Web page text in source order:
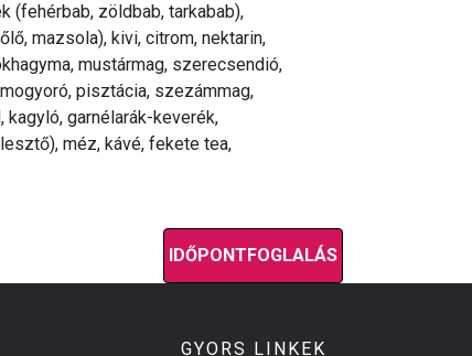
(fehérbab, zöldbab, tarkabab),
mazsola), kivi, citrom, nektarin,
mustármag, szerecsendió,
pisztácia, szezámmag,
kagyló, garnélarák-keverék,
méz, kávé, fekete tea,
IDŐPONTFOGLALÁS
GYORS LINKEK